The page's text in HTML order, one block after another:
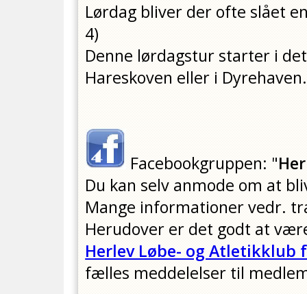
Lørdag bliver der ofte slået
4)
Denne lørdagstur starter i
Hareskoven eller i Dyrehaven.
Facebookgruppen: "
Du kan selv anmode om at
Mange informationer vedr.
Herudover er det godt at
Herlev Løbe- og Atletikklub
fælles meddelelser til